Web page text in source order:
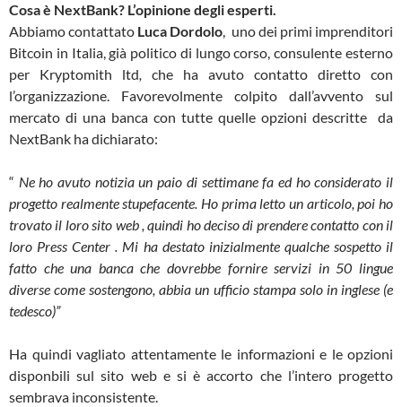
Cosa è NextBank? L’opinione degli esperti.
Abbiamo contattato Luca Dordolo, uno dei primi imprenditori
Bitcoin in Italia, già politico di lungo corso, consulente esterno
per Kryptomith ltd, che ha avuto contatto diretto con
l’organizzazione. Favorevolmente colpito dall’avvento sul
mercato di una banca con tutte quelle opzioni descritte da
NextBank ha dichiarato:
“ Ne ho avuto notizia un paio di settimane fa ed ho considerato il
progetto realmente stupefacente. Ho prima letto un articolo, poi ho
trovato il loro sito web , quindi ho deciso di prendere contatto con il
loro Press Center . Mi ha destato inizialmente qualche sospetto il
fatto che una banca che dovrebbe fornire servizi in 50 lingue
diverse come sostengono, abbia un ufficio stampa solo in inglese (e
tedesco)”
Ha quindi vagliato attentamente le informazioni e le opzioni
disponbili sul sito web e si è accorto che l’intero progetto
sembrava inconsistente.